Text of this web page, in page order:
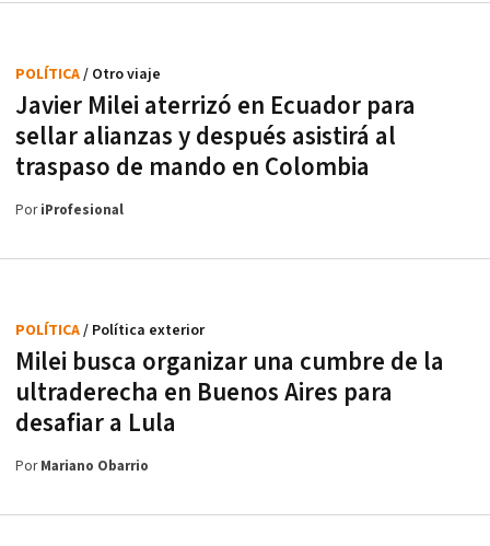
Javier Milei aterrizó en Ecuador para
sellar alianzas y después asistirá al
traspaso de mando en Colombia
POLÍTICA/ Otro viaje
PoriProfesional
Milei busca organizar una cumbre de la
ultraderecha en Buenos Aires para
desafiar a Lula
POLÍTICA/ Política exterior
PorMariano Obarrio